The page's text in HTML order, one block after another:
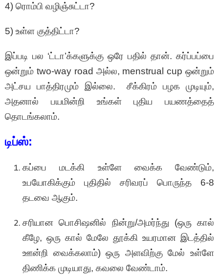
4) ரொம்பி வழிஞ்சுட்டா?
5) உள்ள குத்திட்டா?
இப்படி பல ‘ட்டா’க்களுக்கு ஒரே பதில் தான். கர்ப்பப்பை
ஒன்றும் two-way road அல்ல, menstrual cup ஒன்றும்
அட்சய பாத்திரமும் இல்லை. சீக்கிரம் பழக முடியும்,
அதனால் பயமின்றி உங்கள் புதிய பயணத்தைத்
தொடங்கலாம்.
டிப்ஸ்:
கப்பை மடக்கி உள்ளே வைக்க வேண்டும்,
உபயோகிக்கும் புதிதில் சரிவரப் பொருந்த 6-8
தடவை ஆகும்.
சரியான பொசிஷனில் நின்று/அமர்ந்து (ஒரு கால்
கீழே, ஒரு கால் மேலே தூக்கி உயரமான இடத்தில்
ஊன்றி வைக்கலாம்) ஒரு அளவிற்கு மேல் உள்ளே
திணிக்க முடியாது, கவலை வேண்டாம்.